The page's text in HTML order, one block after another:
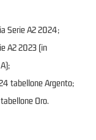
Serie A2 2024;
A2 2023 (in
tabellone Argento;
Oro.